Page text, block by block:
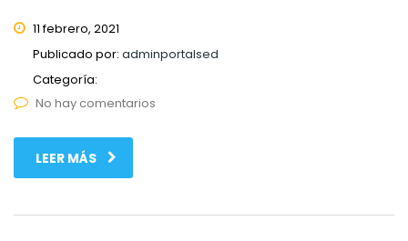
11 febrero, 2021
Publicado por: adminportalsed
Categoría:
No hay comentarios
LEER MÁS